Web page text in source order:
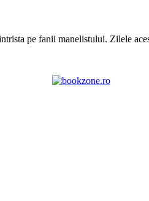
pe fanii manelistului. Zilele